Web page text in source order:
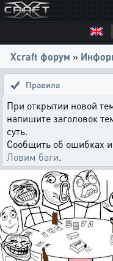
Xcraft форум »
Правила
При открытии новой
напишите заголовок
суть.
Сообщить об ошибках
Ловим баги.